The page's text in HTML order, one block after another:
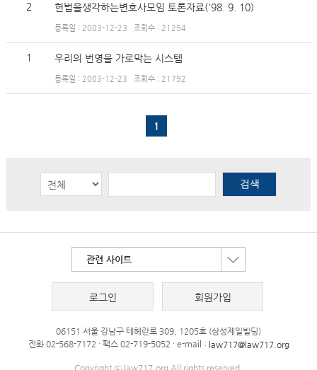
2 헌법을생각하는변호사모임 토론자료('98. 9. 10)
등록일 : 2003-12-23 조회수 : 21254
1 우리의 번영을 가로막는 시스템
등록일 : 2003-12-23 조회수 : 21792
1
관련 사이트
로그인 회원가입
06151 서울 강남구 테헤란로 309, 1205호 (삼성제일빌딩)
전화 02-568-7172 · 팩스 02-719-5052 · e-mail : law717@law717.org
Copyright ⓒ law717.org All rights reserved.